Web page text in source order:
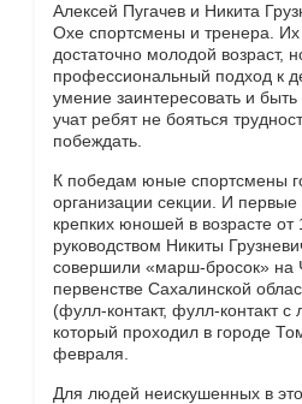
Алексей Пугачев и Никита
Охе спортсмены и тренера.
достаточно молодой возраст,
профессиональный подход к
умение заинтересовать и
учат ребят не бояться
побеждать.
К победам юные спортсмены
организации секции. И
крепких юношей в возрасте от
руководством Никиты
совершили «марш-бросок» на
первенстве Сахалинской
(фулл-контакт, фулл-контакт с
который проходил в городе
февраля.
Для людей неискушенных в